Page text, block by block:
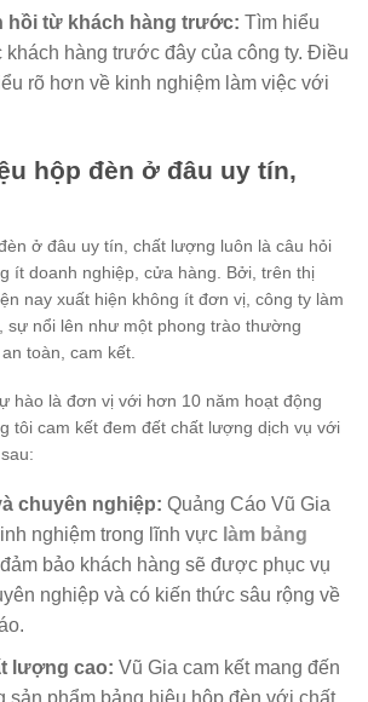
hồi từ khách hàng trước: Tìm hiểu
khách hàng trước đây của công ty. Điều
rõ hơn về kinh nghiệm làm việc với
hộp đèn ở đâu uy tín,
ở đâu uy tín, chất lượng luôn là câu hỏi
ít doanh nghiệp, cửa hàng. Bởi, trên thị
nay xuất hiện không ít đơn vị, công ty làm
sự nổi lên như một phong trào thường
toàn, cam kết.
hào là đơn vị với hơn 10 năm hoạt động
tôi cam kết đem đết chất lượng dịch vụ với
chuyên nghiệp: Quảng Cáo Vũ Gia
nghiệm trong lĩnh vực làm bảng
bảo khách hàng sẽ được phục vụ
nghiệp và có kiến thức sâu rộng về
lượng cao: Vũ Gia cam kết mang đến
sản phẩm bảng hiệu hộp đèn với chất